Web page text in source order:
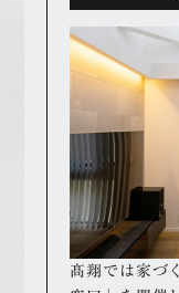
髙翔では家づ